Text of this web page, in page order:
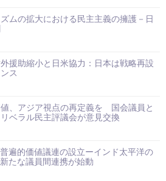
ムの拡大における民主主義の擁護－日
援助縮小と日米協力：日本は戦略再設
ス
、アジア視点の再定義を 国会議員と
ベラル民主評議会が意見交換
普遍的価値議連の設立ーインド太平洋の
新たな議員間連携が始動